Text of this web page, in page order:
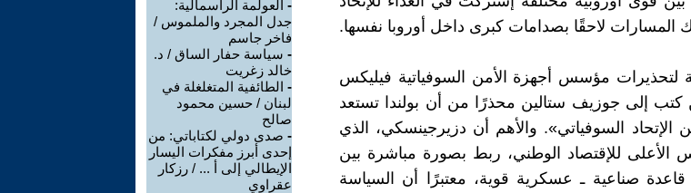
المسارات لاحقًا بصدامات كبرى داخل أوروبا نفسها.
مؤسس أجهزة الأمن السوفياتية فيليكس
عام 1926، حين كتب إلى جوزيف ستالين محذرًا من أن بولندا تستعد
الإتحاد السوفياتي». والأهم أن دزيرجينسكي، الذي
للإقتصاد الوطني، ربط بصورة مباشرة بين
قاعدة صناعية ـ عسكرية قوية، معتبرًا أن السياسة
- العولمة الرأسمالية:
جدل المجرد والملموس /
فاخر جاسم
- سياسة حفار الساق / د.
خالد زغريت
- الطائفية المتغلغلة في
لبنان / حسين محمود
صالح
- صدى دولي لكتاباتي: من
إحدى أبرز مفكرات اليسار
الإيطالي إلى أ ... / رزكار
عقراوي